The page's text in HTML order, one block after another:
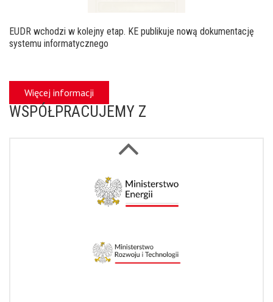
EUDR wchodzi w kolejny etap. KE publikuje nową dokumentację
systemu informatycznego
Więcej informacji
WSPÓŁPRACUJEMY Z